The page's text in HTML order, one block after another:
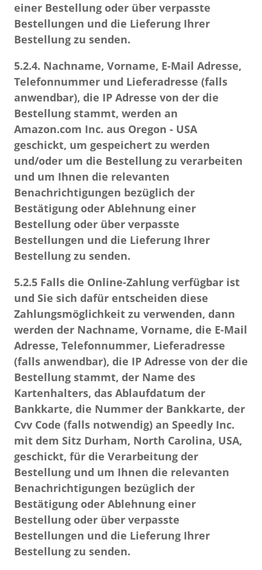
einer Bestellung oder über verpasste
Bestellungen und die Lieferung Ihrer
Bestellung zu senden.
5.2.4. Nachname, Vorname, E-Mail Adresse,
Telefonnummer und Lieferadresse (falls
anwendbar), die IP Adresse von der die
Bestellung stammt, werden an
Amazon.com Inc. aus Oregon - USA
geschickt, um gespeichert zu werden
und/oder um die Bestellung zu verarbeiten
und um Ihnen die relevanten
Benachrichtigungen bezüglich der
Bestätigung oder Ablehnung einer
Bestellung oder über verpasste
Bestellungen und die Lieferung Ihrer
Bestellung zu senden.
5.2.5 Falls die Online-Zahlung verfügbar ist
und Sie sich dafür entscheiden diese
Zahlungsmöglichkeit zu verwenden, dann
werden der Nachname, Vorname, die E-Mail
Adresse, Telefonnummer, Lieferadresse
(falls anwendbar), die IP Adresse von der die
Bestellung stammt, der Name des
Kartenhalters, das Ablaufdatum der
Bankkarte, die Nummer der Bankkarte, der
Cvv Code (falls notwendig) an Speedly Inc.
mit dem Sitz Durham, North Carolina, USA,
geschickt, für die Verarbeitung der
Bestellung und um Ihnen die relevanten
Benachrichtigungen bezüglich der
Bestätigung oder Ablehnung einer
Bestellung oder über verpasste
Bestellungen und die Lieferung Ihrer
Bestellung zu senden.